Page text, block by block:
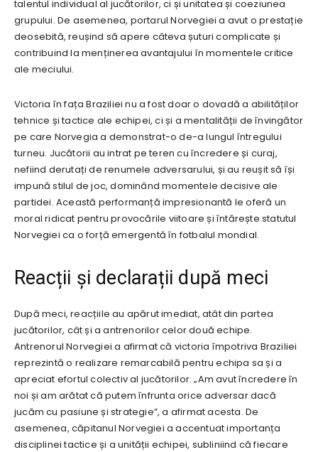
talentul individual al jucătorilor, ci și unitatea și coeziunea
grupului. De asemenea, portarul Norvegiei a avut o prestație
deosebită, reușind să apere câteva șuturi complicate și
contribuind la menținerea avantajului în momentele critice
ale meciului.
Victoria în fața Braziliei nu a fost doar o dovadă a abilităților
tehnice și tactice ale echipei, ci și a mentalității de învingător
pe care Norvegia a demonstrat-o de-a lungul întregului
turneu. Jucătorii au intrat pe teren cu încredere și curaj,
nefiind derutați de renumele adversarului, și au reușit să își
impună stilul de joc, dominând momentele decisive ale
partidei. Această performanță impresionantă le oferă un
moral ridicat pentru provocările viitoare și întărește statutul
Norvegiei ca o forță emergentă în fotbalul mondial.
Reacții și declarații după meci
După meci, reacțiile au apărut imediat, atât din partea
jucătorilor, cât și a antrenorilor celor două echipe.
Antrenorul Norvegiei a afirmat că victoria împotriva Braziliei
reprezintă o realizare remarcabilă pentru echipa sa și a
apreciat efortul colectiv al jucătorilor. „Am avut încredere în
noi și am arătat că putem înfrunta orice adversar dacă
jucăm cu pasiune și strategie”, a afirmat acesta. De
asemenea, căpitanul Norvegiei a accentuat importanța
disciplinei tactice și a unității echipei, subliniind că fiecare